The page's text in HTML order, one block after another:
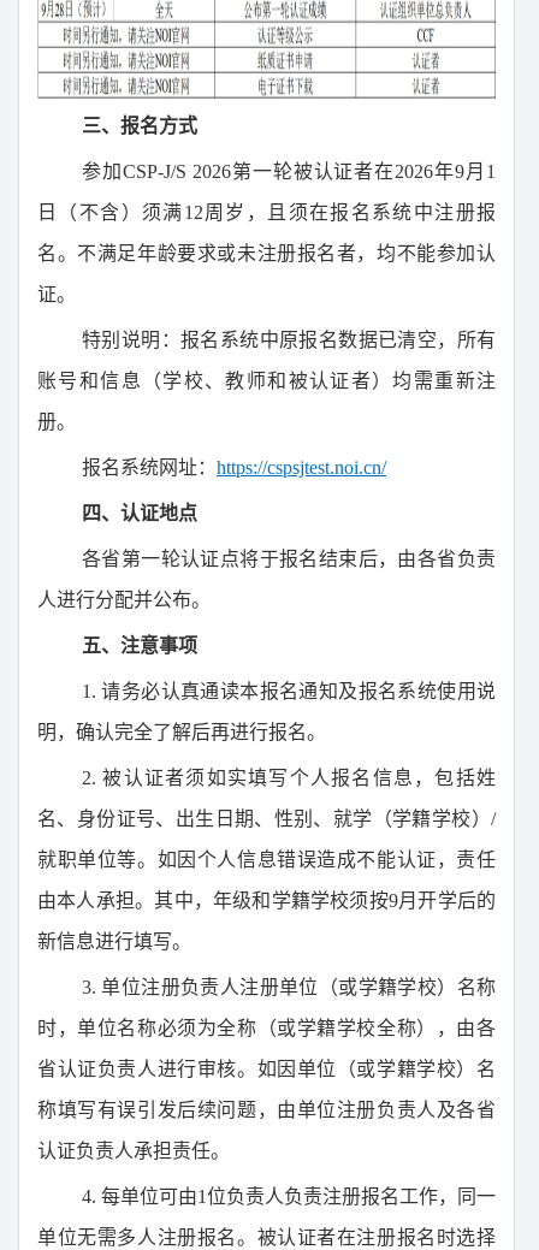
三、报名方式
参加CSP-J/S 2026第一轮被认证者在2026年9月 1
日（不含）须满12周岁，且须在报名系统中注册报
名。不满足年龄要求或未注册报名者，均不能参加认
证。
特别说明：报名系统中原报名数据已清空，所有
账号和信息（学校、教师和被认证者）均需重新注
册。
报名系统网址： https://cspsjtest.noi.cn/
四、认证地点
各省第一轮认证点将于报名结束后，由各省负责
人进行分配并公布。
五、注意事项
1.请务必认真通读本报名通知及报名系统使用说
明，确认完全了解后再进行报名。
2.被认证者须如实填写个人报名信息，包括姓
名、身份证号、出生日期、性别、就学（学籍学校） /
就职单位等。如因个人信息错误造成不能认证，责任
由本人承担。其中，年级和学籍学校须按9月开学后的
新信息进行填写。
3.单位注册负责人注册单位（或学籍学校）名称
时，单位名称必须为全称（或学籍学校全称），由各
省认证负责人进行审核。如因单位（或学籍学校）名
称填写有误引发后续问题，由单位注册负责人及各省
认证负责人承担责任。
4. 每单位可由1位负责人负责注册报名工作，同一
单位无需多人注册报名。被认证者在注册报名时选择